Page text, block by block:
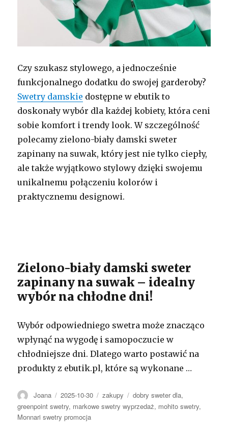
Czy szukasz stylowego, a jednocześnie
funkcjonalnego dodatku do swojej garderoby?
Swetry damskie dostępne w ebutik to
doskonały wybór dla każdej kobiety, która ceni
sobie komfort i trendy look. W szczególność
polecamy zielono-biały damski sweter
zapinany na suwak, który jest nie tylko ciepły,
ale także wyjątkowo stylowy dzięki swojemu
unikalnemu połączeniu kolorów i
praktycznemu designowi.
Zielono-biały damski sweter
zapinany na suwak – idealny
wybór na chłodne dni!
Wybór odpowiedniego swetra może znacząco
wpłynąć na wygodę i samopoczucie w
chłodniejsze dni. Dlatego warto postawić na
produkty z ebutik.pl, które są wykonane …
Autor
Joana Opublikowano
2025-10-30 Kategorie
zakupy Tagi
dobry sweter dla,
greenpoint swetry, markowe swetry wyprzedaż, mohito swetry,
Monnari swetry promocja